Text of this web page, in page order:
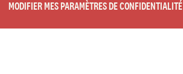
MODIFIER MES PARAMÈTRES DE CONFIDENTIALITÉ